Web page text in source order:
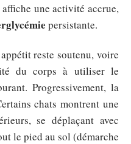
une activité accrue,
persistante.
reste soutenu, voire
du corps à utiliser le
Progressivement, la
chats montrent une
se déplaçant avec
le pied au sol (démarche